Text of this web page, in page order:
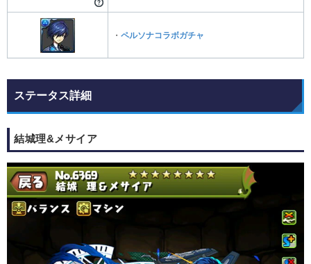
・ ペルソナコラボガチャ
ステータス詳細
結城理&メサイア